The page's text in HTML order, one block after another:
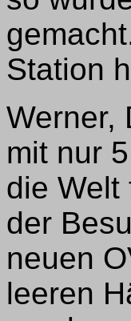
Station
Werner,
mit nur
die Welt
der
neuen
leeren